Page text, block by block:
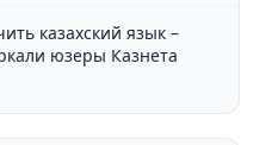
казахский язык –
юзеры Казнета